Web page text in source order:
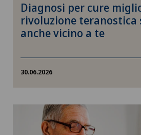
Impresa
Politica e sanità
Diagnosi per cure
rivoluzione
anche vicino a te
30.06.2026